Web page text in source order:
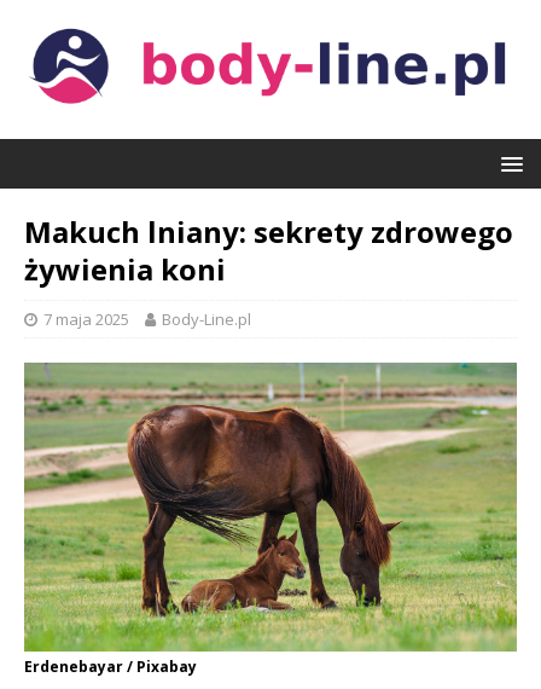
Makuch lniany: sekrety zdrowego
żywienia koni
7 maja 2025 Body-Line.pl
Erdenebayar / Pixabay